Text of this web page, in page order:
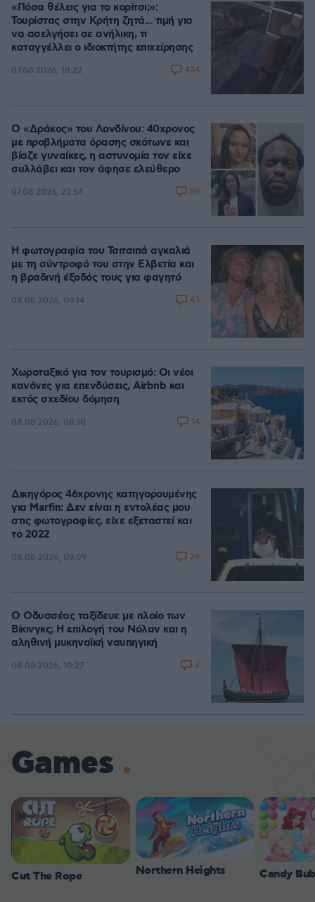
«Πόσα θέλεις για το κορίτσι;»:
Τουρίστας στην Κρήτη ζητά... τιμή για
να ασελγήσει σε ανήλικη, τι
καταγγέλλει ο ιδιοκτήτης επιχείρησης
07.08.2026, 18:22 434
Ο «Δράκος» του Λονδίνου: 40χρονος
με προβλήματα όρασης σκότωνε και
βίαζε γυναίκες, η αστυνομία τον είχε
συλλάβει και τον άφησε ελεύθερο
07.08.2026, 22:54 69
Η φωτογραφία του Τσιτσιπά αγκαλιά
με τη σύντροφό του στην Ελβετία και
η βραδινή έξοδός τους για φαγητό
08.08.2026, 09:14 43
Χωροταξικό για τον τουρισμό: Οι νέοι
κανόνες για επενδύσεις, Airbnb και
εκτός σχεδίου δόμηση
08.08.2026, 08:10 14
Δικηγόρος 46χρονης κατηγορουμένης
για Marfin: Δεν είναι η εντολέας μου
στις φωτογραφίες, είχε εξεταστεί και
το 2022
08.08.2026, 09:09 26
Ο Οδυσσέας ταξίδευε με πλοίο των
Βίκινγκς; Η επιλογή του Νόλαν και η
αληθινή μυκηναϊκή ναυπηγική
08.08.2026, 10:27 3
Games
Cut The Rope Northern Heights Candy